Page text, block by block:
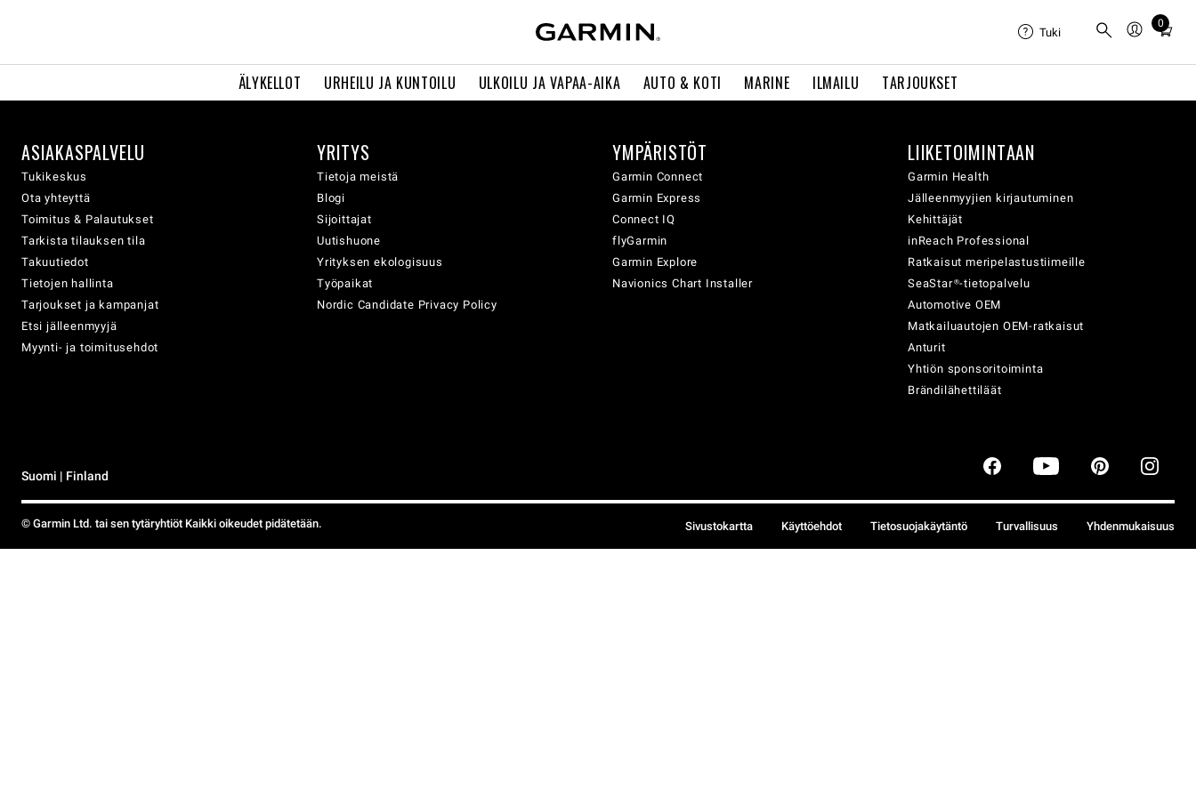
ÄLYKELLOT URHEILU JA KUNTOILU ULKOILU JA VAPAA-AIKA AUTO & KOTI MARINE ILMAILU TARJOUKSET
Tuki
0
Total
cart:
ASIAKASPALVELU
Tukikeskus
Ota yhteyttä
Toimitus & Palautukset
Tarkista tilauksen tila
Takuutiedot
Tietojen hallinta
Tarjoukset ja kampanjat
Etsi jälleenmyyjä
Myynti- ja toimitusehdot
YRITYS
Tietoja meistä
Blogi
Sijoittajat
Uutishuone
Yrityksen ekologisuus
Työpaikat
Nordic Candidate Privacy Policy
YMPÄRISTÖT
Garmin Connect
Garmin Express
Connect IQ
flyGarmin
Garmin Explore
Navionics Chart Installer
LIIKETOIMINTAAN
Garmin Health
Jälleenmyyjien kirjautuminen
Kehittäjät
inReach Professional
Ratkaisut meripelastustiimeille
SeaStar®-tietopalvelu
Automotive OEM
Matkailuautojen OEM-ratkaisut
Anturit
Yhtiön sponsoritoiminta
Brändilähettiläät
Suomi | Finland
© Garmin Ltd. tai sen tytäryhtiöt Kaikki oikeudet pidätetään. Sivustokartta Käyttöehdot Tietosuojakäytäntö Turvallisuus Yhdenmukaisuus